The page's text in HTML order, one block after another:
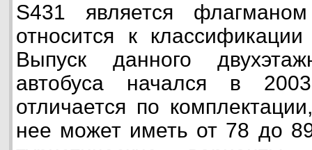
S431 является
относится к
Выпуск данного
автобуса начался в
отличается по
нее может иметь от 78 до